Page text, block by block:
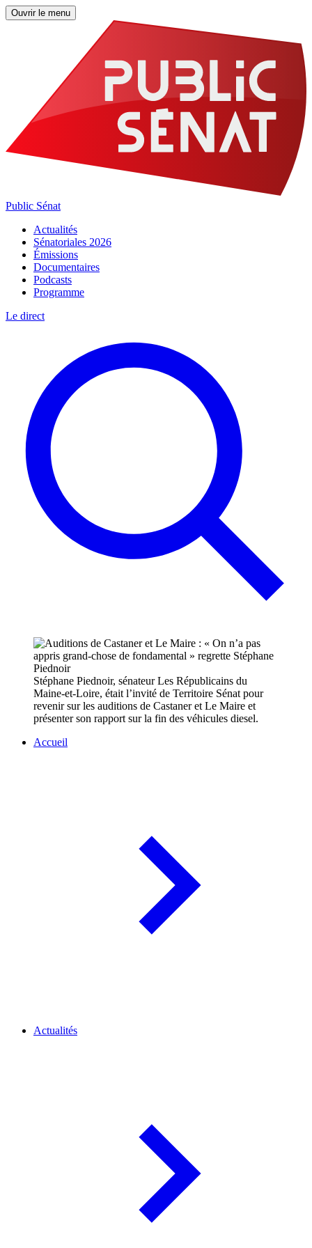
Ouvrir le menu
Public Sénat
Actualités
Sénatoriales 2026
Émissions
Documentaires
Podcasts
Programme
Le direct
Stéphane Piednoir, sénateur Les Républicains du
Maine-et-Loire, était l’invité de Territoire Sénat pour
revenir sur les auditions de Castaner et Le Maire et
présenter son rapport sur la fin des véhicules diesel.
Accueil
Actualités